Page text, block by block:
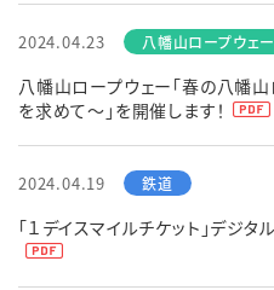
2024.04.23
八幡山ロープウェー「春の八幡
を求めて～」を開催します！
2024.04.19
「１デイスマイルチケット」デジ